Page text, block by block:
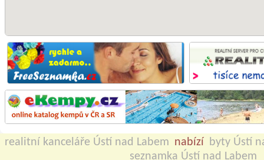
realitní kanceláře Ústí nad Labem nabízí byty Ústí
seznamka Ústí nad Labem